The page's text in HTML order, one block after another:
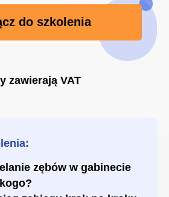
zawierają VAT
do szkolenia
zębów w gabinecie